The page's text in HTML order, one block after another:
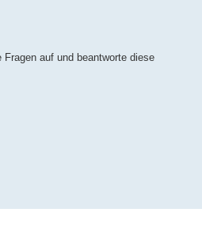
auf und beantworte diese